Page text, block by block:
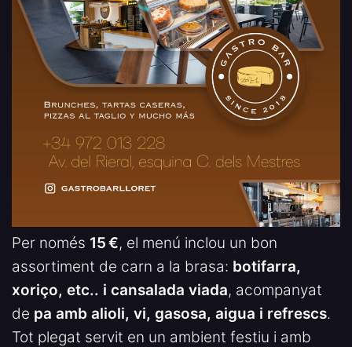
Per només 15 €, el menú inclou un bon
assortiment de carn a la brasa: botifarra,
xoriço, etc.. i cansalada viada, acompanyat
de pa amb alioli, vi, gasosa, aigua i refrescs.
Tot plegat servit en un ambient festiu i amb